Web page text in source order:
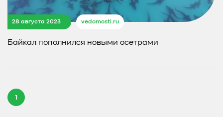
28 августа 2023 vedomosti.ru
Байкал пополнился новыми осетрами
1